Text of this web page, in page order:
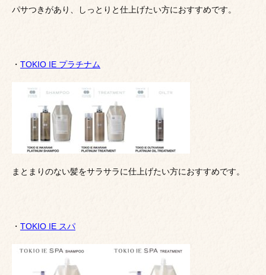
パサつきがあり、しっとりと仕上げたい方におすすめです。
・ TOKIO IE プラチナム
まとまりのない髪をサラサラに仕上げたい方におすすめです。
・ TOKIO IE スパ